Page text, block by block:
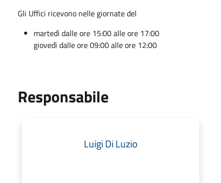
Gli Uffici ricevono nelle giornate del
martedì dalle ore 15:00 alle ore 17:00
giovedì dalle ore 09:00 alle ore 12:00
Responsabile
Luigi Di Luzio